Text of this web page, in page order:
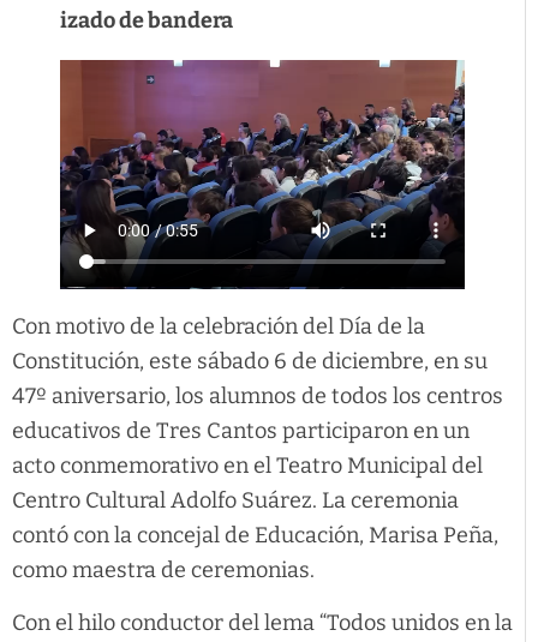
izado de bandera
Con motivo de la celebración del Día de la
Constitución, este sábado 6 de diciembre, en su
47º aniversario, los alumnos de todos los centros
educativos de Tres Cantos participaron en un
acto conmemorativo en el Teatro Municipal del
Centro Cultural Adolfo Suárez. La ceremonia
contó con la concejal de Educación, Marisa Peña,
como maestra de ceremonias.
Con el hilo conductor del lema “Todos unidos en la